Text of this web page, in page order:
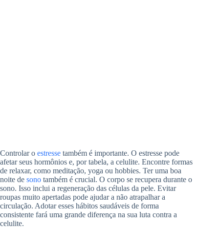
Controlar o estresse também é importante. O estresse pode
afetar seus hormônios e, por tabela, a celulite. Encontre formas
de relaxar, como meditação, yoga ou hobbies. Ter uma boa
noite de sono também é crucial. O corpo se recupera durante o
sono. Isso inclui a regeneração das células da pele. Evitar
roupas muito apertadas pode ajudar a não atrapalhar a
circulação. Adotar esses hábitos saudáveis de forma
consistente fará uma grande diferença na sua luta contra a
celulite.